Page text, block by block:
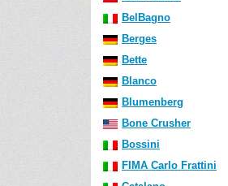
BelBagno
Berges
Bette
Blanco
Blumenberg
Bone Crusher
Bossini
FIMA Carlo Frattini